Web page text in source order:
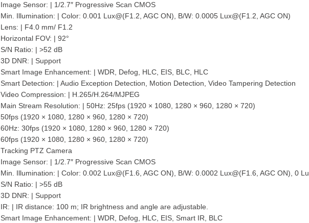
Image Sensor: | 1/2.7″ Progressive Scan CMOS
Min. Illumination: | Color: 0.001 Lux@(F1.2, AGC ON), B/W: 0.0005 Lux@(F1.2, AGC ON)
Lens: | F4.0 mm/ F1.2
Horizontal FOV: | 92°
S/N Ratio: | >52 dB
3D DNR: | Support
Smart Image Enhancement: | WDR, Defog, HLC, EIS, BLC, HLC
Smart Detection: | Audio Exception Detection, Motion Detection, Video Tampering Detection
Video Compression: | H.265/H.264/MJPEG
Main Stream Resolution: | 50Hz: 25fps (1920 × 1080, 1280 × 960, 1280 × 720)
50fps (1920 × 1080, 1280 × 960, 1280 × 720)
60Hz: 30fps (1920 × 1080, 1280 × 960, 1280 × 720)
60fps (1920 × 1080, 1280 × 960, 1280 × 720)
Tracking PTZ Camera
Image Sensor: | 1/2.7″ Progressive Scan CMOS
Min. Illumination: | Color: 0.002 Lux@(F1.6, AGC ON), B/W: 0.0002 Lux@(F1.6, AGC ON), 0
S/N Ratio: | >55 dB
3D DNR: | Support
IR: | IR distance: 100 m; IR brightness and angle are adjustable.
Smart Image Enhancement: | WDR, Defog, HLC, EIS, Smart IR, BLC